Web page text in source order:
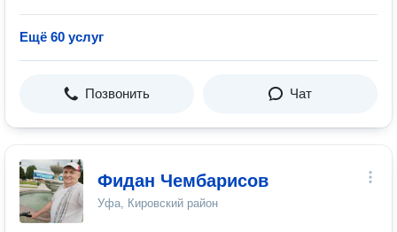
Ещё 60 услуг
Позвонить Чат
Фидан Чембарисов
Уфа, Кировский район